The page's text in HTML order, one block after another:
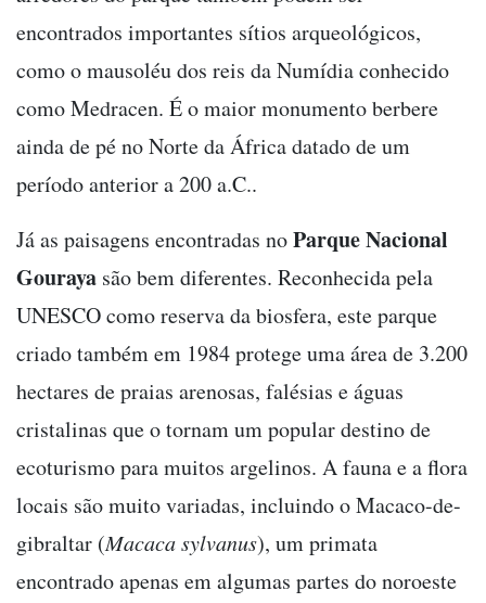
encontrados importantes sítios arqueológicos,
como o mausoléu dos reis da Numídia conhecido
como Medracen. É o maior monumento berbere
ainda de pé no Norte da África datado de um
período anterior a 200 a.C..
Já as paisagens encontradas noParque Nacional
Gouraya são bem diferentes. Reconhecida pela
UNESCO como reserva da biosfera, este parque
criado também em 1984 protege uma área de 3.200
hectares de praias arenosas, falésias e águas
cristalinas que o tornam um popular destino de
ecoturismo para muitos argelinos. A fauna e a flora
locais são muito variadas, incluindo o Macaco-de-
gibraltar (Macaca sylvanus), um primata
encontrado apenas em algumas partes do noroeste